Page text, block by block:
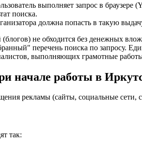
выполняет запрос в браузере
поиска.
должна попасть в такую
(блогов) не обходится без денежных
перечень поиска по запросу.
выполняющих грамотные
начале работы в
рекламы (сайты, социальные сети,
так: